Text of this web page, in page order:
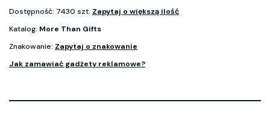
Dostępność: 7430 szt. Zapytaj o większą ilość
Katalog: More Than Gifts
Znakowanie: Zapytaj o znakowanie
Jak zamawiać gadżety reklamowe?